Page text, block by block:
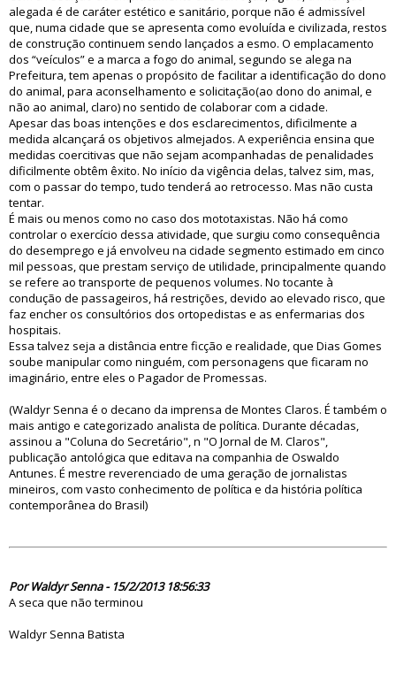
alegada é de caráter estético e sanitário, porque não é admissível
que, numa cidade que se apresenta como evoluída e civilizada, restos
de construção continuem sendo lançados a esmo. O emplacamento
dos “veículos” e a marca a fogo do animal, segundo se alega na
Prefeitura, tem apenas o propósito de facilitar a identificação do dono
do animal, para aconselhamento e solicitação(ao dono do animal, e
não ao animal, claro) no sentido de colaborar com a cidade.
Apesar das boas intenções e dos esclarecimentos, dificilmente a
medida alcançará os objetivos almejados. A experiência ensina que
medidas coercitivas que não sejam acompanhadas de penalidades
dificilmente obtêm êxito. No início da vigência delas, talvez sim, mas,
com o passar do tempo, tudo tenderá ao retrocesso. Mas não custa
tentar.
É mais ou menos como no caso dos mototaxistas. Não há como
controlar o exercício dessa atividade, que surgiu como consequência
do desemprego e já envolveu na cidade segmento estimado em cinco
mil pessoas, que prestam serviço de utilidade, principalmente quando
se refere ao transporte de pequenos volumes. No tocante à
condução de passageiros, há restrições, devido ao elevado risco, que
faz encher os consultórios dos ortopedistas e as enfermarias dos
hospitais.
Essa talvez seja a distância entre ficção e realidade, que Dias Gomes
soube manipular como ninguém, com personagens que ficaram no
imaginário, entre eles o Pagador de Promessas.
(Waldyr Senna é o decano da imprensa de Montes Claros. É também o
mais antigo e categorizado analista de política. Durante décadas,
assinou a "Coluna do Secretário", n "O Jornal de M. Claros",
publicação antológica que editava na companhia de Oswaldo
Antunes. É mestre reverenciado de uma geração de jornalistas
mineiros, com vasto conhecimento de política e da história política
contemporânea do Brasil)
Por Waldyr Senna - 15/2/2013 18:56:33
A seca que não terminou
Waldyr Senna Batista